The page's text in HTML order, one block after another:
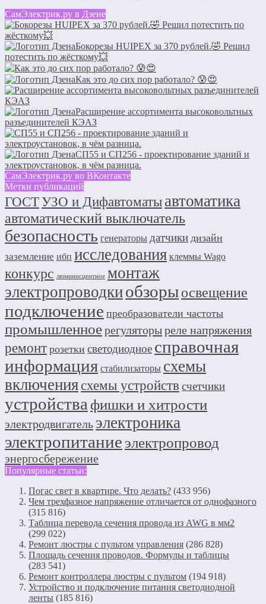
СамЭлектрик.ру в Дзене
Бокорезы HUIPEX за 370 рублей.🤣 Решил
потестить по жёсткому💥
Как это до сих пор работало? 😰😍
Расширение ассортимента высоковольтных
разъединителей КЭАЗ
СП55 и СП256 - проектирование зданий и
электроустановок, в чём разница.
СамЭлектрик.ру во ВКонтакте
Метки публикаций
ГОСТУЗО и Дифавтоматы автоматика
автоматический выключатель
безопасность генераторы датчики дизайн
заземление ибп исследования клеммы Wago
конкурс люминисцентное монтаж
электропроводкиобзорыосвещение
подключение преобразователи частоты
промышленноерегуляторыреле напряжения
ремонт розетки светодиодное справочная
информация стабилизаторы схемы
включения схемы устройств счетчики
устройства фишки и хитрости
электродвигатель электроника
электропитание электропровод
энергосбережение
Популярные статьи:
Погас свет в квартире. Что делать? (433 956)
Чем трехфазное напряжение отличается от однофазного
(315 816)
Таблица перевода сечения провода из AWG в мм2
(299 022)
Ремонт люстры с пультом управления (286 828)
Площадь сечения проводов. Формулы и таблицы
(283 541)
Ремонт контроллера люстры с пультом (194 918)
Устройство и подключение питания светодиодной
ленты (185 816)